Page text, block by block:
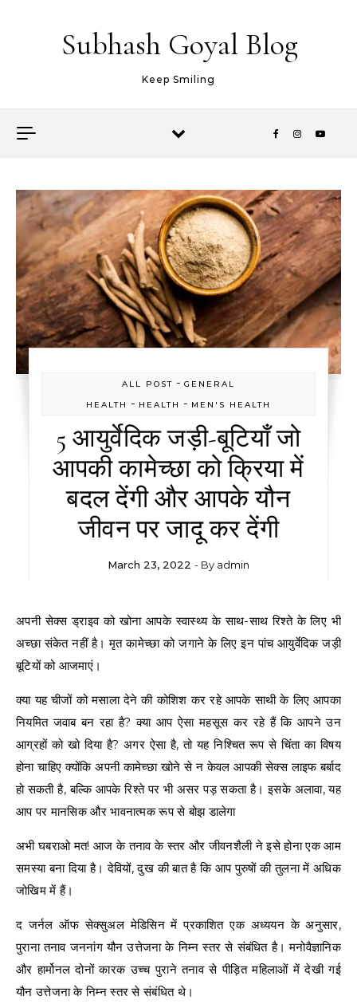
Subhash Goyal Blog
Keep Smiling
ALL POST - GENERAL
HEALTH
- HEALTH - MEN'S HEALTH
5 आयुर्वेदिक जड़ी-बूटियाँ जो
आपकी कामेच्छा को क्रिया में
बदल देंगी और आपके यौन
जीवन पर जादू कर देंगी
March 23, 2022 - By admin
अपनी सेक्स ड्राइव को खोना आपके स्वास्थ्य के साथ-साथ रिश्ते के लिए भी
अच्छा संकेत नहीं है। मृत कामेच्छा को जगाने के लिए इन पांच आयुर्वेदिक जड़ी
बूटियों को आजमाएं।
क्या यह चीजों को मसाला देने की कोशिश कर रहे आपके साथी के लिए आपका
नियमित जवाब बन रहा है? क्या आप ऐसा महसूस कर रहे हैं कि आपने उन
आग्रहों को खो दिया है? अगर ऐसा है, तो यह निश्चित रूप से चिंता का विषय
होना चाहिए क्योंकि अपनी कामेच्छा खोने से न केवल आपकी सेक्स लाइफ बर्बाद
हो सकती है, बल्कि आपके रिश्ते पर भी असर पड़ सकता है। इसके अलावा, यह
आप पर मानसिक और भावनात्मक रूप से बोझ डालेगा
अभी घबराओ मत! आज के तनाव के स्तर और जीवनशैली ने इसे होना एक आम
समस्या बना दिया है। देवियों, दुख की बात है कि आप पुरुषों की तुलना में अधिक
जोखिम में हैं।
द जर्नल ऑफ सेक्सुअल मेडिसिन में प्रकाशित एक अध्ययन के अनुसार,
पुराना तनाव जननांग यौन उत्तेजना के निम्न स्तर से संबंधित है। मनोवैज्ञानिक
और हार्मोनल दोनों कारक उच्च पुराने तनाव से पीड़ित महिलाओं में देखी गई
यौन उत्तेजना के निम्न स्तर से संबंधित थे।